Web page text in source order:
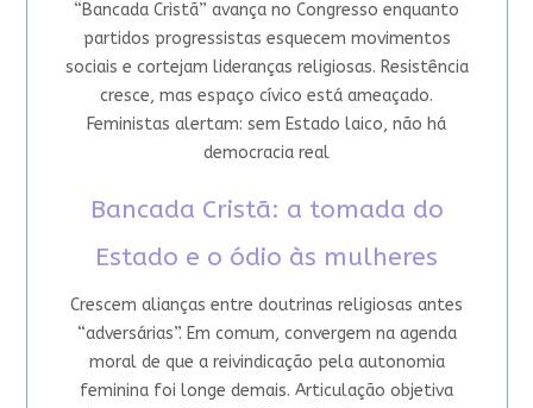
“Bancada Cristã” avança no Congresso enquanto
partidos progressistas esquecem movimentos
sociais e cortejam lideranças religiosas. Resistência
cresce, mas espaço cívico está ameaçado.
Feministas alertam: sem Estado laico, não há
democracia real
Bancada Cristã: a tomada do
Estado e o ódio às mulheres
Crescem alianças entre doutrinas religiosas antes
“adversárias”. Em comum, convergem na agenda
moral de que a reivindicação pela autonomia
feminina foi longe demais. Articulação objetiva